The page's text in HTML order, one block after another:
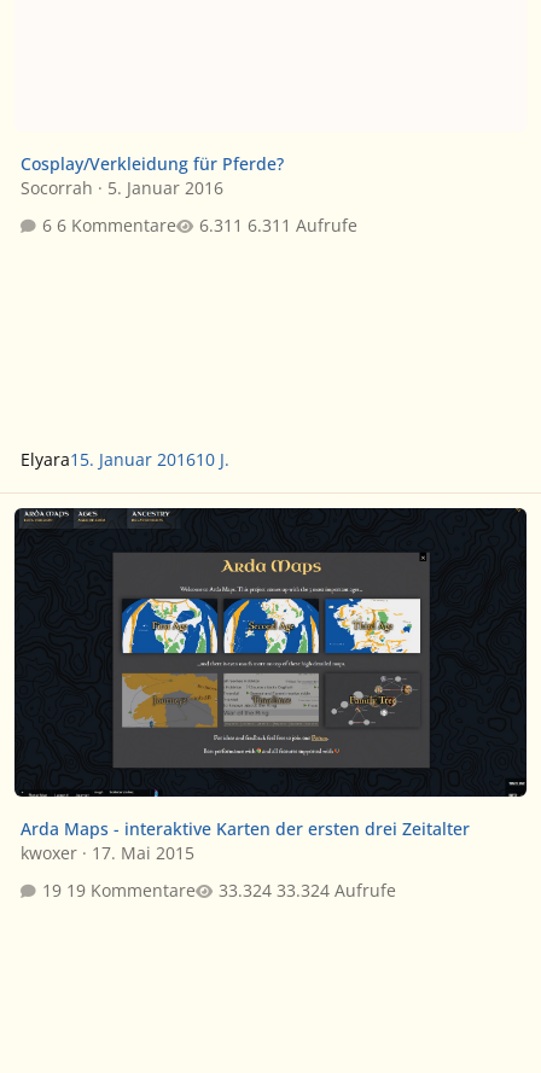
Cosplay/Verkleidung für Pferde?
Socorrah · 5. Januar 2016
6 Kommentare
6.311 Aufrufe
Elyara15. Januar 201610 J.
Arda Maps - interaktive Karten der ersten drei Zeitalter
Arda Maps - interaktive Karten der ersten drei Zeitalter
kwoxer· 17. Mai 2015
19 Kommentare
33.324 Aufrufe